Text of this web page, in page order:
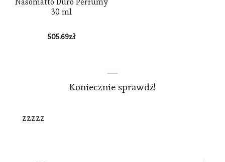
30 ml
505.69zł
Koniecznie sprawdź!
zzzzz